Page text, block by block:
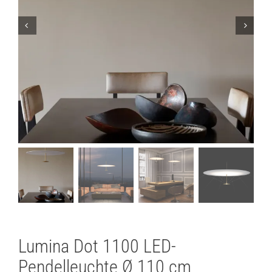
Lichtplanung
Ratgeber
Sale
Lumina Dot 1100 LED-
Pendelleuchte Ø 110 cm